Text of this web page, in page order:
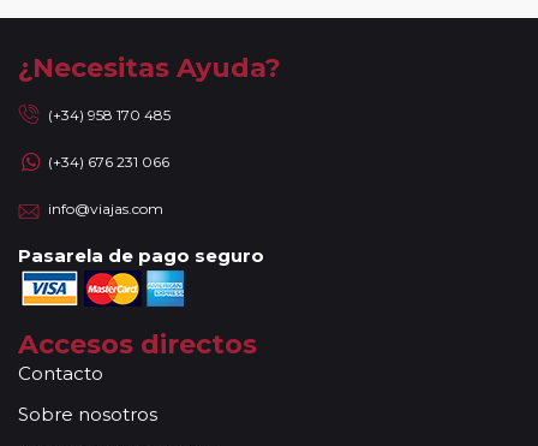
¿Necesitas Ayuda?
(+34) 958 170 485
(+34) 676 231 066
info@viajas.com
Pasarela de pago seguro
Accesos directos
Contacto
Sobre nosotros